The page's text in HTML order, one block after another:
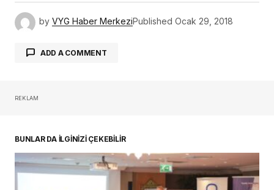
by VYG Haber MerkeziPublished Ocak 29, 2018
ADD A COMMENT
REKLAM
BUNLAR DA İLGİNİZİ ÇEKEBİLİR